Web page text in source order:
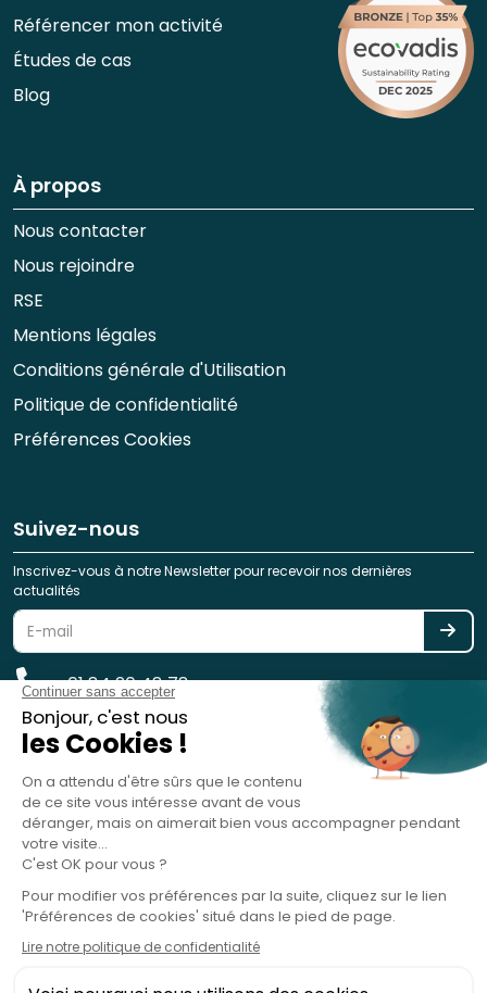
Référencer mon activité
Études de cas
Blog
À propos
Nous contacter
Nous rejoindre
RSE
Mentions légales
Conditions générale d'Utilisation
Politique de confidentialité
Préférences Cookies
Suivez-nous
Inscrivez-vous à notre Newsletter pour recevoir nos dernières
actualités
01 84 20 48 78
reservation@spotlag.com
Voyages et de Séjours - ATOUT France - sous le n° IM075220031 -